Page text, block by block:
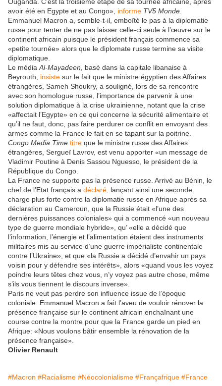
avoir été en Egypte et au Congo», informe TV5 Monde
Emmanuel Macron a, semble-t-il, emboîté le pas à la diplomatie
russe pour tenter de ne pas laisser celle-ci seule à l’œuvre sur le
continent africain puisque le président français commence sa
«petite tournée» alors que le diplomate russe termine sa visite
diplomatique.
Le média Al-Mayadeen , basé dans la capitale libanaise à
Beyrouth, insiste sur le fait que le ministre égyptien des Affaires
étrangères, Sameh Shoukry, a souligné, lors de sa rencontre
avec son homologue russe, l’importance de parvenir à une
solution diplomatique à la crise ukrainienne, notant que la crise
«affectait l’Egypte» en ce qui concerne la sécurité alimentaire et
qu’il ne faut, donc, pas faire perdurer ce conflit en envoyant des
armes comme la France le fait en se tapant sur la poitrine.
Congo Media Time titre que le ministre russe des Affaires
étrangères, Sergueï Lavrov, est venu apporter «un message de
Vladimir Poutine à Denis Sassou Nguesso, le président de la
République du Congo.
La France ne supporte pas la présence russe. Arrivé au Bénin, le
chef de l’Etat français a déclaré, lançant ainsi une seconde
charge plus forte contre la diplomatie russe en Afrique après sa
déclaration au Cameroun, que la Russie était «l’une des
dernières puissances coloniales» qui a commencé «un nouveau
type de guerre mondiale hybride», qu’ «elle a décidé que
l’information, l’énergie et l’alimentation étaient des instruments
militaires mis au service d’une guerre impérialiste continentale
contre l’Ukraine», et que «la Russie a décidé d’envahir un pays
voisin pour y défendre ses intérêts», alors «quand vous les voyez
poindre leurs têtes chez vous, n’y voyez pas autre chose, même
s’ils vous tiennent le discours inverse».
Paris ne veut pas perdre son influence issue de l’époque
coloniale. Emmanuel Macron a fait l’aveu de vouloir rénover la
présence française sur le continent africain enchaînant une
course contre la montre pour que la France garde un pied en
Afrique: «Nous voulons bâtir ensemble la rénovation de la
présence française».
Olivier Renault
#Macron #Racialisme #Néocolonialisme #Françafrique #France